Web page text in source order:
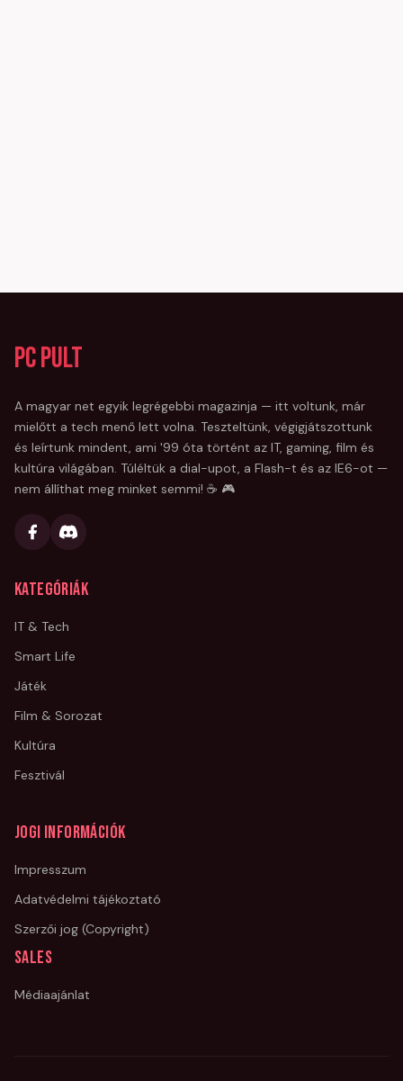
PC Pult
A magyar net egyik legrégebbi magazinja — itt voltunk, már
mielőtt a tech menő lett volna. Teszteltünk, végigjátszottunk
és leírtunk mindent, ami '99 óta történt az IT, gaming, film és
kultúra világában. Túléltük a dial-upot, a Flash-t és az IE6-ot —
nem állíthat meg minket semmi! ☕ 🎮
Kategóriák
IT & Tech
Smart Life
Játék
Film & Sorozat
Kultúra
Fesztivál
Jogi információk
Impresszum
Adatvédelmi tájékoztató
Szerzői jog (Copyright)
Sales
Médiaajánlat